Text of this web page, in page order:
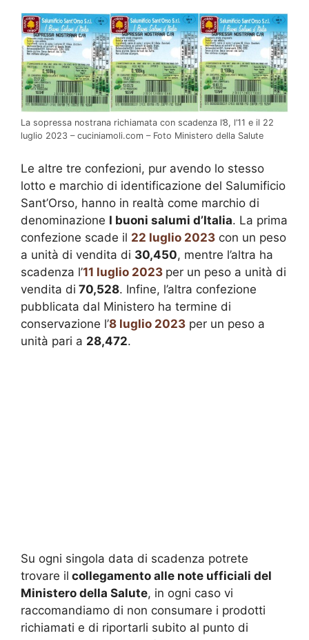
La sopressa nostrana richiamata con scadenza l’8, l’11 e il 22
luglio 2023 – cuciniamoli.com – Foto Ministero della Salute
Le altre tre confezioni, pur avendo lo stesso
lotto e marchio di identificazione del Salumificio
Sant’Orso, hanno in realtà come marchio di
denominazione I buoni salumi d’Italia. La prima
confezione scade il 22 luglio 2023 con un peso
a unità di vendita di 30,450, mentre l’altra ha
scadenza l’11 luglio 2023 per un peso a unità di
vendita di 70,528. Infine, l’altra confezione
pubblicata dal Ministero ha termine di
conservazione l’8 luglio 2023 per un peso a
unità pari a 28,472.
Su ogni singola data di scadenza potrete
trovare il collegamento alle note ufficiali del
Ministero della Salute, in ogni caso vi
raccomandiamo di non consumare i prodotti
richiamati e di riportarli subito al punto di